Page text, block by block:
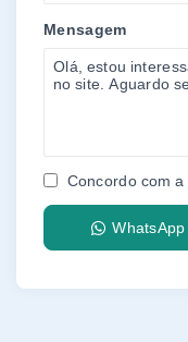
Mensagem
Concordo com a
WhatsApp